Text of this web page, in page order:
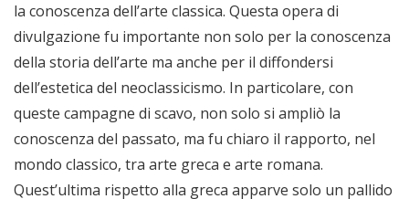
la conoscenza dell’arte classica. Questa opera di
divulgazione fu importante non solo per la conoscenza
della storia dell’arte ma anche per il diffondersi
dell’estetica del neoclassicismo. In particolare, con
queste campagne di scavo, non solo si ampliò la
conoscenza del passato, ma fu chiaro il rapporto, nel
mondo classico, tra arte greca e arte romana.
Quest’ultima rispetto alla greca apparve solo un pallido